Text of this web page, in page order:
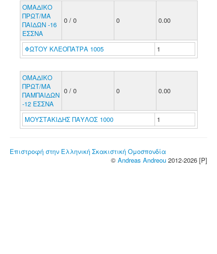
ΟΜΑΔΙΚΟ
ΠΡΩΤ/ΜΑ
ΠΑΙΔΩΝ -16
ΕΣΣΝΑ
0 / 0 0 0.00
ΦΩΤΟΥ ΚΛΕΟΠΑΤΡΑ 1005 1
ΟΜΑΔΙΚΟ
ΠΡΩΤ/ΜΑ
ΠΑΜΠΑΙΔΩΝ
-12 ΕΣΣΝΑ
0 / 0 0 0.00
ΜΟΥΣΤΑΚΙΔΗΣ ΠΑΥΛΟΣ 1000 1
Επιστροφή στην Ελληνική Σκακιστική Ομοσπονδία
© Andreas Andreou 2012-2026 [P]